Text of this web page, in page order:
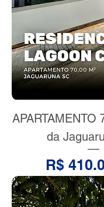
APARTAMENTO
da
Preço
R$